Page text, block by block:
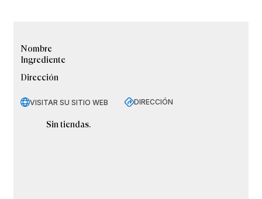
Nombre
Ingrediente
Dirección
VISITAR SU SITIO WEB DIRECCIÓN
Sin tiendas.